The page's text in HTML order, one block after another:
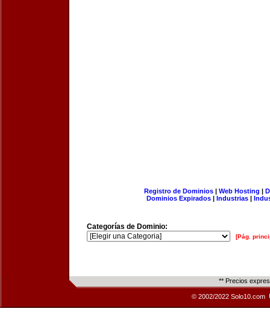
Registro de Dominios| Web Hosting |
Dominios Expirados | Industrias |
Categorías de Dominio:
[Pág.
** Precios
© 2002/2022 Solo10.com